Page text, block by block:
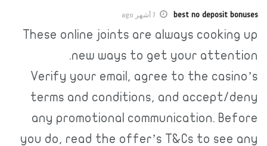
best no deposit bonuses 7 أشهر ago
These online joints are always cooking up
new ways to get your attention.
Verify your email, agree to the casino’s
terms and conditions, and accept/deny
any promotional communication. Before
you do, read the offer’s T&Cs to see any